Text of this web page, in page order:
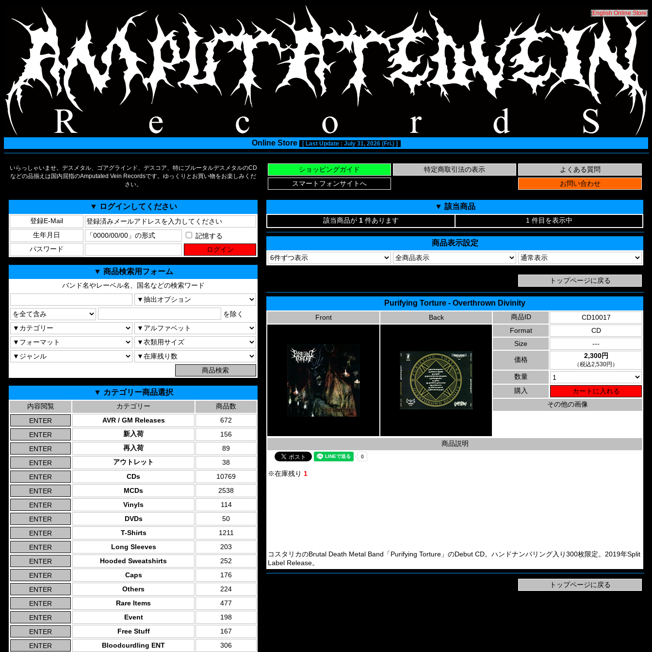
[English Online Store]
Online Store [ Last Update : July 31, 2026 (Fri.) ]
いらっしゃいませ。デスメタル、ゴアグラインド、デスコア、特にブルータルデスメタルのCD
などの品揃えは国内屈指のAmputated Vein Recordsです。ゆっくりとお買い物をお楽しみくだ
さい。
▼ ログインしてください
登録E-Mail
生年月日
記憶する
パスワード
▼ 商品検索用フォーム
バンド名やレーベル名、国名などの検索ワード
を除く
▼ カテゴリー商品選択
内容閲覧 カテゴリー
商品数
AVR / GM Releases
672
新入荷
156
再入荷
89
アウトレット
38
CDs
10769
MCDs
2538
Vinyls
114
DVDs
50
T-Shirts
1211
Long Sleeves
203
Hooded Sweatshirts
252
Caps
176
Others
224
Rare Items
477
Event
198
Free Stuff
167
Bloodcurdling ENT
306
▼ 該当商品
該当商品が 1 件あります 1 件目を表示中
商品表示設定
Purifying Torture - Overthrown Divinity
Front Back 商品ID
CD10017
Format
CD
Size
---
価格 2,300円
（税込2,530円）
数量
購入
その他の画像
商品説明
※在庫残り 1
コスタリカのBrutal Death Metal Band「Purifying Torture」のDebut CD。ハンドナンバリング入り300枚限定。2019年Split
Label Release。